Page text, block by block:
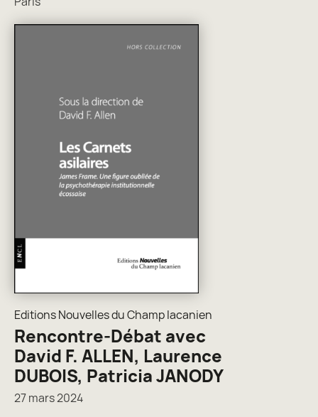
Editions Nouvelles du Champ lacanien
Rencontre-Débat avec
David F. ALLEN, Laurence
DUBOIS, Patricia JANODY
27 mars 2024